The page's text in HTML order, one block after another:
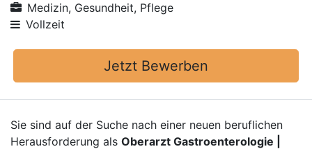
Medizin, Gesundheit, Pflege
Vollzeit
Jetzt Bewerben
Sie sind auf der Suche nach einer neuen beruflichen
Herausforderung als Oberarzt Gastroenterologie |